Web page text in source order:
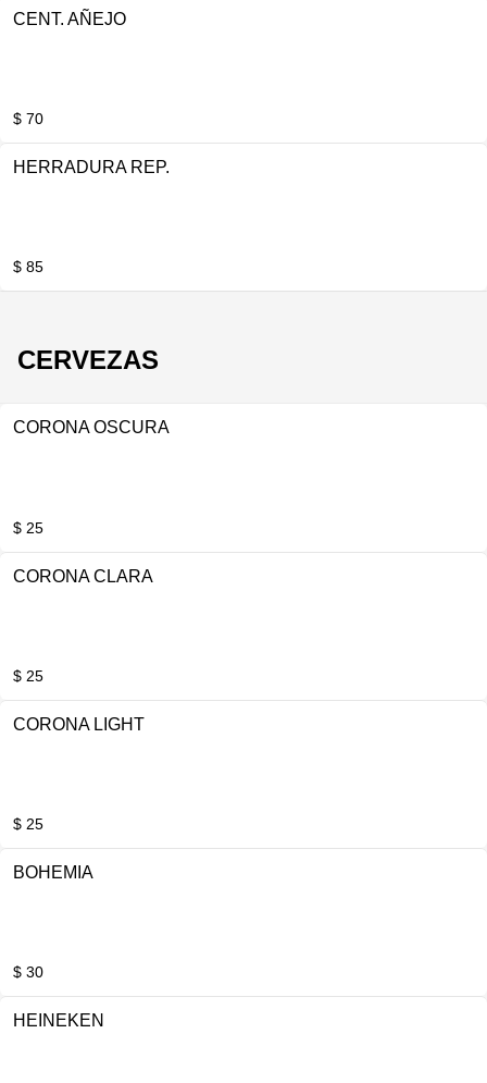
CENT. AÑEJO
$ 70
HERRADURA REP.
$ 85
CERVEZAS
CORONA OSCURA
$ 25
CORONA CLARA
$ 25
CORONA LIGHT
$ 25
BOHEMIA
$ 30
HEINEKEN